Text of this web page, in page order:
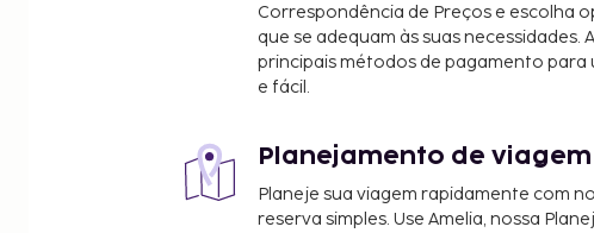
Correspondência de Preços e escolha
que se adequam às suas necessidades.
principais métodos de pagamento para
e fácil.
Planejamento de viagem
Planeje sua viagem rapidamente com
reserva simples. Use Amelia, nossa